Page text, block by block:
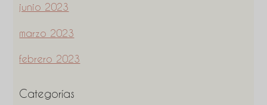
junio 2023
marzo 2023
febrero 2023
Categorías